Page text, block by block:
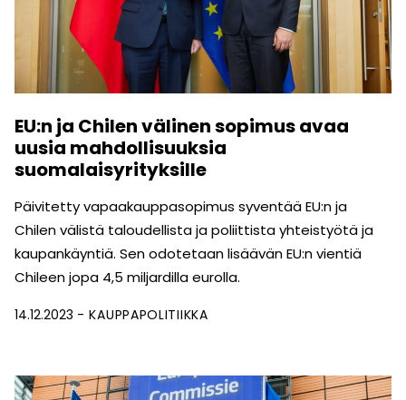
EU:n ja Chilen välinen sopimus avaa
uusia mahdollisuuksia
suomalaisyrityksille
Päivitetty vapaakauppasopimus syventää EU:n ja
Chilen välistä taloudellista ja poliittista yhteistyötä ja
kaupankäyntiä. Sen odotetaan lisäävän EU:n vientiä
Chileen jopa 4,5 miljardilla eurolla.
14.12.2023 KAUPPAPOLITIIKKA